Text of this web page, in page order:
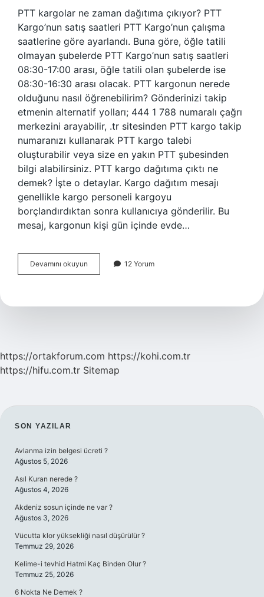
PTT kargolar ne zaman dağıtıma çıkıyor? PTT
Kargo’nun satış saatleri PTT Kargo’nun çalışma
saatlerine göre ayarlandı. Buna göre, öğle tatili
olmayan şubelerde PTT Kargo’nun satış saatleri
08:30-17:00 arası, öğle tatili olan şubelerde ise
08:30-16:30 arası olacak. PTT kargonun nerede
olduğunu nasıl öğrenebilirim? Gönderinizi takip
etmenin alternatif yolları; 444 1 788 numaralı çağrı
merkezini arayabilir, .tr sitesinden PTT kargo takip
numaranızı kullanarak PTT kargo talebi
oluşturabilir veya size en yakın PTT şubesinden
bilgi alabilirsiniz. PTT kargo dağıtıma çıktı ne
demek? İşte o detaylar. Kargo dağıtım mesajı
genellikle kargo personeli kargoyu
borçlandırdıktan sonra kullanıcıya gönderilir. Bu
mesaj, kargonun kişi gün içinde evde…
Devamını okuyun
Kargo
Nasıl
12 Yorum
https://ortakforum.com https://kohi.com.tr
https://hifu.com.tr Sitemap
SIDEBAR
SON YAZILAR
Avlanma izin belgesi ücreti ?
Ağustos 5, 2026
Asıl Kuran nerede ?
Ağustos 4, 2026
Akdeniz sosun içinde ne var ?
Ağustos 3, 2026
Vücutta klor yüksekliği nasıl düşürülür ?
Temmuz 29, 2026
Kelime-i tevhid Hatmi Kaç Binden Olur ?
Temmuz 25, 2026
6 Nokta Ne Demek ?